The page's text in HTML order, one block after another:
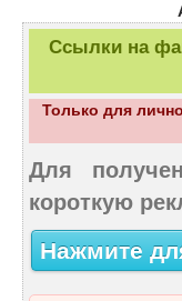
Ссылки на
Только для
Для
короткую
Нажмите